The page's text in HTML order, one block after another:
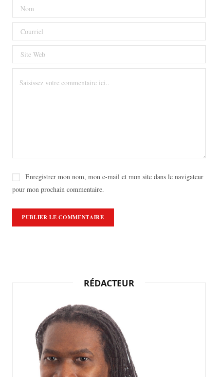
Enregistrer mon nom, mon e-mail et mon site dans le navigateur
pour mon prochain commentaire.
RÉDACTEUR